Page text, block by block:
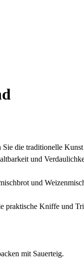
die traditionelle Kunst
und
und
praktische Kniffe und
mit Sauerteig.